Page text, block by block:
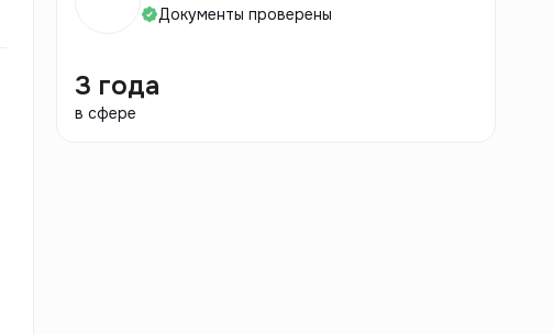
Документы проверены
3 года
в сфере